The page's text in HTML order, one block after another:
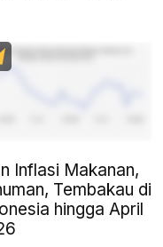
Inflasi Makanan,
Tembakau di
hingga April